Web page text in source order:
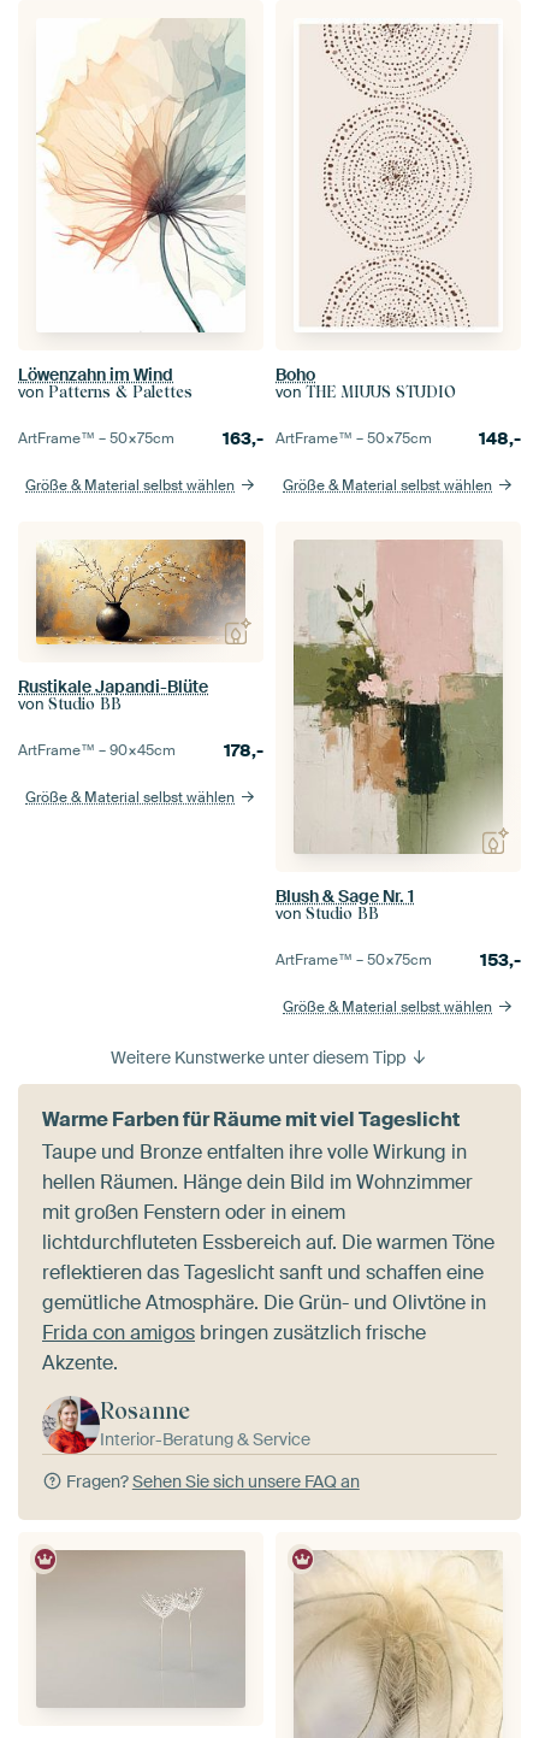
Löwenzahn im Wind
von Patterns & Palettes
ArtFrame™ –50×75cm 163,-
Größe & Material selbst wählen
Boho
von THE MIUUS STUDIO
ArtFrame™ –50×75cm 148,-
Größe & Material selbst wählen
Rustikale Japandi-Blüte
von Studio BB
ArtFrame™ –90×45cm 178,-
Größe & Material selbst wählen
Blush & Sage Nr. 1
von Studio BB
ArtFrame™ –50×75cm 153,-
Größe & Material selbst wählen
Weitere Kunstwerke unter diesem Tipp
Warme Farben für Räume mit viel Tageslicht
Taupe und Bronze entfalten ihre volle Wirkung in
hellen Räumen. Hänge dein Bild im Wohnzimmer
mit großen Fenstern oder in einem
lichtdurchfluteten Essbereich auf. Die warmen Töne
reflektieren das Tageslicht sanft und schaffen eine
gemütliche Atmosphäre. Die Grün- und Olivtöne in
Frida con amigos bringen zusätzlich frische
Akzente.
Rosanne
Interior-Beratung & Service
Fragen?Sehen Sie sich unsere FAQ an